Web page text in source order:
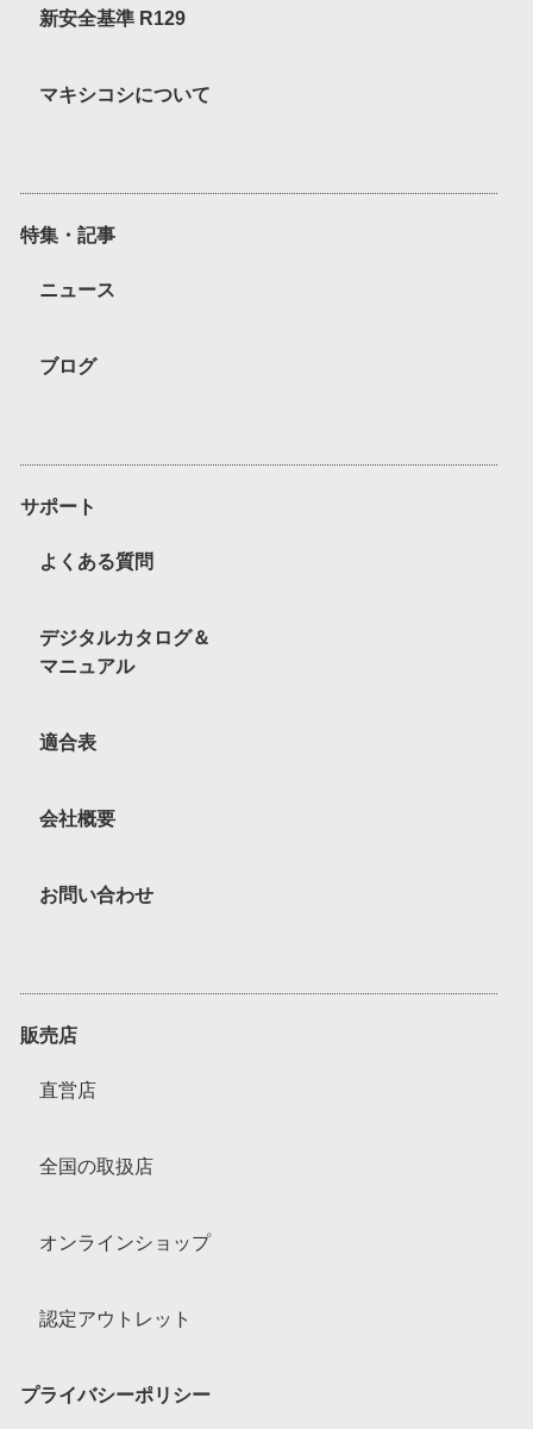
新安全基準 R129
マキシコシについて
特集・記事
ニュース
ブログ
サポート
よくある質問
デジタルカタログ＆
マニュアル
適合表
会社概要
お問い合わせ
販売店
直営店
全国の取扱店
オンラインショップ
認定アウトレット
プライバシーポリシー